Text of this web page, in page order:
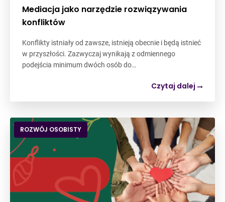
Mediacja jako narzędzie rozwiązywania
konfliktów
Konflikty istniały od zawsze, istnieją obecnie i będą istnieć
w przyszłości. Zazwyczaj wynikają z odmiennego
podejścia minimum dwóch osób do…
Czytaj dalej
ROZWÓJ OSOBISTY